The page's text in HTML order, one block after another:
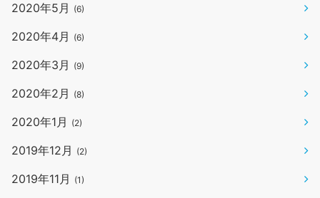
2020年5月 (6)
2020年4月 (6)
2020年3月 (9)
2020年2月 (8)
2020年1月 (2)
2019年12月 (2)
2019年11月 (1)